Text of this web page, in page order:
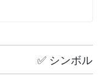
✅ シンボル